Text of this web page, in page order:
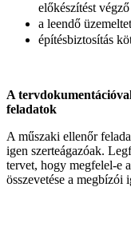
előkészítést
a leendő
építésbiztosítás
A
feladatok
A műszaki ellenőr
igen szerteágazóak.
tervet, hogy megfelel-e
összevetése a megbízói